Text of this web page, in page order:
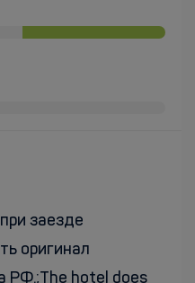
заезде
оригинал
РФ.;The hotel does